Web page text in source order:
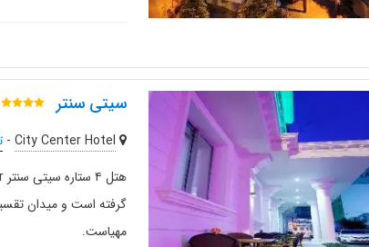
سیتی سنتر
City Center Hotel
-
مهیاست.